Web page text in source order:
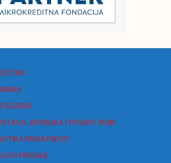
ISPORUKA I POVRAT ROBE
PRIVATNOSTI
PRODAJE